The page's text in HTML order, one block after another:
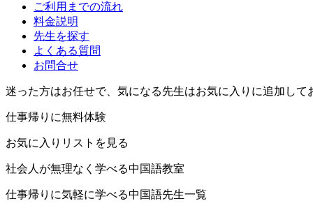
ご利用までの流れ
料金説明
先生を探す
よくある質問
お問合せ
迷った方はお任せで、気になる先生はお気に入りに追加して
仕事帰りに無料体験
お気に入りリストを見る
社会人が無理なく学べる中国語教室
仕事帰りに気軽に学べる中国語先生一覧